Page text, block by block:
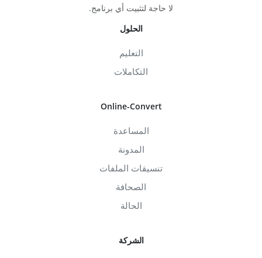
لا حاجة لتثبيت أي برنامج.
الحلول
التعليم
التكاملات
Online-Convert
المساعدة
المدونة
تنسيقات الملفات
الصحافة
الحالة
الشركة